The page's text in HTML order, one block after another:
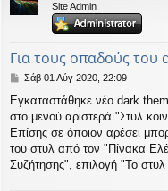
Site Admin
Για τους οπαδούς του
Δ
μ
ο
σ
υ
Σάβ 01 Αύγ 2020, 22:09
Εγκαταστάθηκε νέο dark
στο μενού αριστερά "Στυλ
Επίσης σε όποιον αρέσει
του στυλ από τον "Πίνακα
Συζήτησης", επιλογή "Το